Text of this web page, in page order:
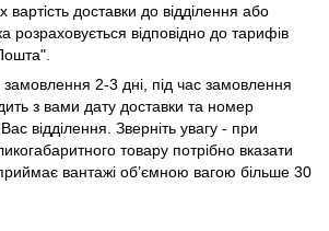
вартість доставки до відділення або
розраховується відповідно до тарифів
замовлення 2-3 дні, під час замовлення
з вами дату доставки та номер
відділення. Зверніть увагу - при
товару потрібно вказати
вантажі об’ємною вагою більше 30